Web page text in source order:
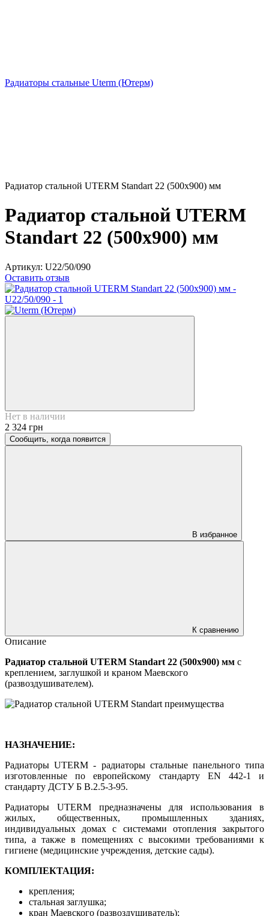
Радиаторы стальные Uterm (Ютерм)
Радиатор стальной UTERM Standart 22 (500x900) мм
Радиатор стальной UTERM
Standart 22 (500x900) мм
Артикул: U22/50/090
Оставить отзыв
Нет в наличии
2 324 грн
Сообщить, когда появится
В избранное
К сравнению
Описание
Радиатор стальной UTERM Standart 22 (500x900) мм с
креплением, заглушкой и краном Маевского
(развоздушивателем).
НАЗНАЧЕНИЕ:
Радиаторы UTERM - радиаторы стальные панельного типа
изготовленные по европейскому стандарту EN 442-1 и
стандарту ДСТУ Б В.2.5-3-95.
Радиаторы UTERM предназначены для использования в
жилых, общественных, промышленных зданиях,
индивидуальных домах с системами отопления закрытого
типа, а также в помещениях с высокими требованиями к
гигиене (медицинские учреждения, детские сады).
КОМПЛЕКТАЦИЯ:
крепления;
стальная заглушка;
кран Маевского (развоздушиватель);